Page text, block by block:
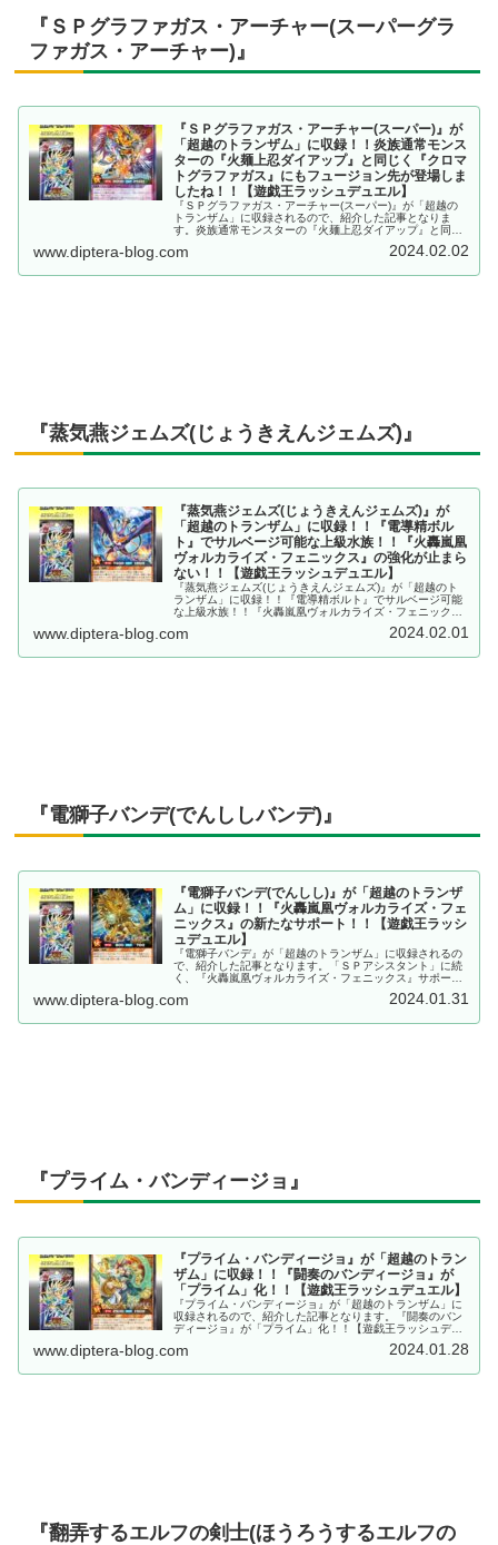
『ＳＰグラファガス・アーチャー(スーパーグラ
ファガス・アーチャー)』
『ＳＰグラファガス・アーチャー(スーパー)』が
「超越のトランザム」に収録！！炎族通常モンス
ターの『火麺上忍ダイアップ』と同じく『クロマ
トグラファガス』にもフュージョン先が登場しま
したね！！【遊戯王ラッシュデュエル】
『ＳＰグラファガス・アーチャー(スーパー)』が「超越の
トランザム」に収録されるので、紹介した記事となりま
す。炎族通常モンスターの『火麺上忍ダイアップ』と同じ
ましたね！！【遊戯王ラッシュデュエル】
www.diptera-blog.com 2024.02.02
『蒸気燕ジェムズ(じょうきえんジェムズ)』
『蒸気燕ジェムズ(じょうきえんジェムズ)』が
「超越のトランザム」に収録！！『電導精ボル
ト』でサルベージ可能な上級水族！！『火轟嵐凰
ヴォルカライズ・フェニックス』の強化が止まら
ない！！【遊戯王ラッシュデュエル】
『蒸気燕ジェムズ(じょうきえんジェムズ)』が「超越のト
ランザム」に収録！！『電導精ボルト』でサルベージ可能
な上級水族！！『火轟嵐凰ヴォルカライズ・フェニック
www.diptera-blog.com 2024.02.01
『電獅子バンデ(でんししバンデ)』
『電獅子バンデ(でんしし)』が「超越のトランザ
ム」に収録！！『火轟嵐凰ヴォルカライズ・フェ
ニックス』の新たなサポート！！【遊戯王ラッシ
ュデュエル】
『電獅子バンデ』が「超越のトランザム」に収録されるの
で、紹介した記事となります。「ＳＰアシスタント」に続
く、『火轟嵐凰ヴォルカライズ・フェニックス』サポート
www.diptera-blog.com 2024.01.31
『プライム・バンディージョ』
『プライム・バンディージョ』が「超越のトラン
ザム」に収録！！『闘奏のバンディージョ』が
「プライム」化！！【遊戯王ラッシュデュエル】
『プライム・バンディージョ』が「超越のトランザム」に
収録されるので、紹介した記事となります。『闘奏のバン
ディージョ』が「プライム」化！！【遊戯王ラッシュデュ
www.diptera-blog.com 2024.01.28
『翻弄するエルフの剣士(ほうろうするエルフの